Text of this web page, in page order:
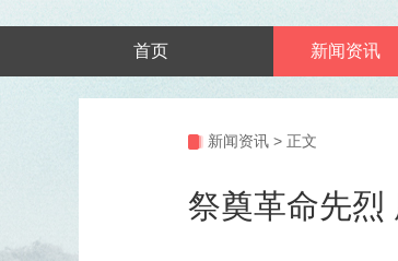
首页 新闻资讯
新闻资讯 > 正文
祭奠革命先烈